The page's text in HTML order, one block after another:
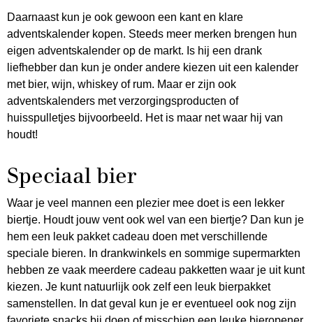
Daarnaast kun je ook gewoon een kant en klare
adventskalender kopen. Steeds meer merken brengen hun
eigen adventskalender op de markt. Is hij een drank
liefhebber dan kun je onder andere kiezen uit een kalender
met bier, wijn, whiskey of rum. Maar er zijn ook
adventskalenders met verzorgingsproducten of
huisspulletjes bijvoorbeeld. Het is maar net waar hij van
houdt!
Speciaal bier
Waar je veel mannen een plezier mee doet is een lekker
biertje. Houdt jouw vent ook wel van een biertje? Dan kun je
hem een leuk pakket cadeau doen met verschillende
speciale bieren. In drankwinkels en sommige supermarkten
hebben ze vaak meerdere cadeau pakketten waar je uit kunt
kiezen. Je kunt natuurlijk ook zelf een leuk bierpakket
samenstellen. In dat geval kun je er eventueel ook nog zijn